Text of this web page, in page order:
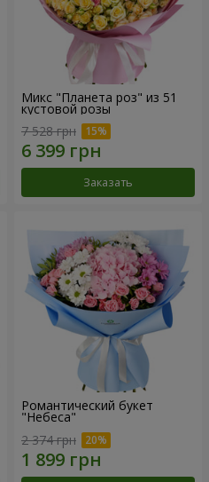
Микс "Планета роз" из 51
кустовой розы
7 528 грн
Заказать
Романтический букет
"Небеса"
2 374 грн